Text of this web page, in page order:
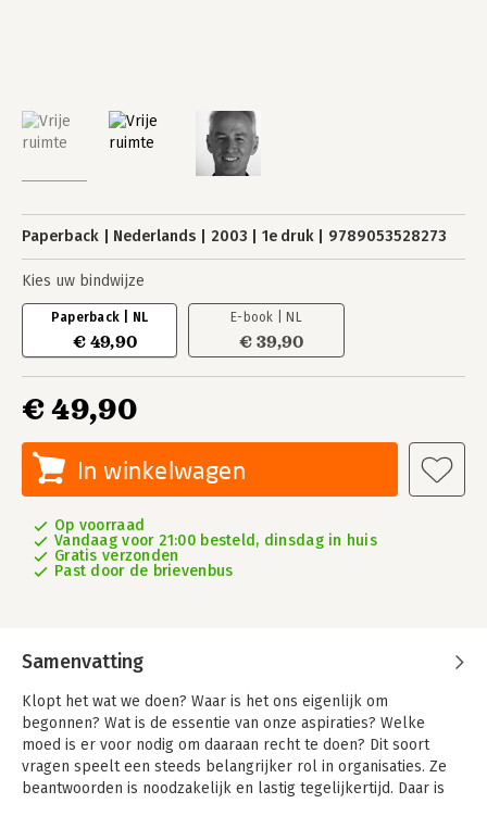
Paperback Nederlands 2003 1e druk 9789053528273
Kies uw bindwijze
Paperback | NL
€ 49,90
E-book | NL
€ 39,90
€ 49,90
In winkelwagen
Op voorraad
Vandaag voor 21:00 besteld, dinsdag in huis
Gratis verzonden
Past door de brievenbus
Samenvatting
Klopt het wat we doen? Waar is het ons eigenlijk om
begonnen? Wat is de essentie van onze aspiraties? Welke
moed is er voor nodig om daaraan recht te doen? Dit soort
vragen speelt een steeds belangrijker rol in organisaties. Ze
beantwoorden is noodzakelijk en lastig tegelijkertijd. Daar is